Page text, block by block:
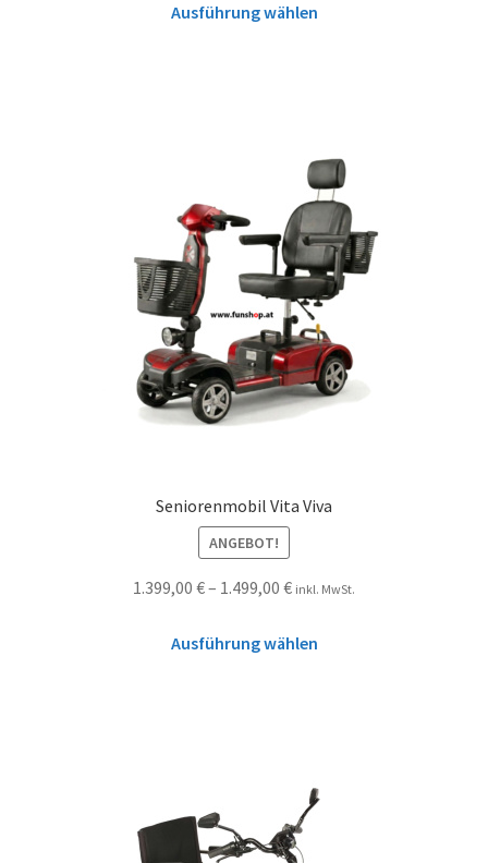
Ausführung wählen
Seniorenmobil Vita Viva
ANGEBOT!
1.399,00 €– 1.499,00 € inkl. MwSt.
Ausführung wählen